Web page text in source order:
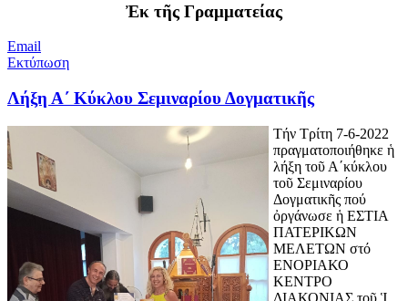
Ἐκ τῆς Γραμματείας
Email
Εκτύπωση
Λήξη Α΄ Κύκλου Σεμιναρίου Δογματικῆς
Τήν Τρίτη 7-6-2022
πραγματοποιήθηκε ἡ
λήξη τοῦ Α΄κύκλου
τοῦ Σεμιναρίου
Δογματικῆς πού
ὀργάνωσε ἡ ΕΣΤΙΑ
ΠΑΤΕΡΙΚΩΝ
ΜΕΛΕΤΩΝ στό
ΕΝΟΡΙΑΚΟ
ΚΕΝΤΡΟ
ΔΙΑΚΟΝΙΑΣ τοῦ Ἱ.